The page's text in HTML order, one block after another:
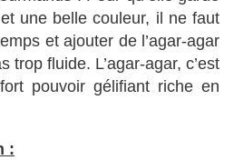
une belle couleur, il ne faut
et ajouter de l’agar-agar
trop fluide. L’agar-agar, c’est
pouvoir gélifiant riche en
: